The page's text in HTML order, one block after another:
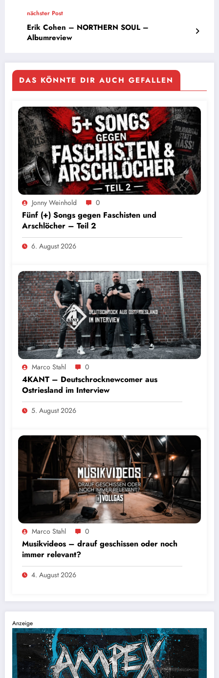
nächster Post
Erik Cohen – NORTHERN SOUL –
Albumreview
DAS KÖNNTE DIR AUCH GEFALLEN
Jonny Weinhold 0
Fünf (+) Songs gegen Faschisten und
Arschlöcher – Teil 2
6. August 2026
Marco Stahl 0
4KANT – Deutschrocknewcomer aus
Ostriesland im Interview
5. August 2026
Marco Stahl 0
Musikvideos – drauf geschissen oder noch
immer relevant?
4. August 2026
Anzeige